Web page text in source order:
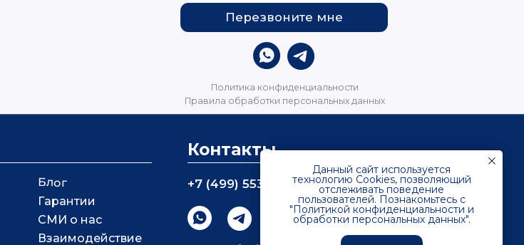
Блог
Гарантии
Взаимодействие
СМИ о нас
+7 (499) 553 07 56 sales@tkk-quartz.ru
Контакты
Данный сайт используется
технологию Cookies, позволяющий
отслеживать поведение
пользователей. Познакомьтесь с
"Политикой конфиденциальности и
обработки персональных данных".